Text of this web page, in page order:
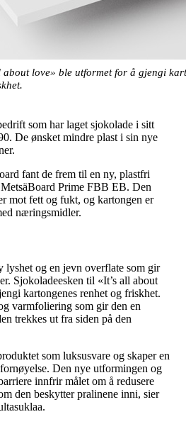
about love» ble utformet for å gjengi
som har laget sjokolade i sitt
De ønsket mindre plast i sin nye
fant de frem til en ny, plastfri
Prime FBB EB. Den
mot fett og fukt, og kartongen er
næringsmidler.
lyshet og en jevn overflate som gir
Sjokoladeesken til «It’s all about
kartongenes renhet og friskhet.
varmfoliering som gir den en
trekkes ut fra siden på den
som luksusvare og skaper en
Den nye utformingen og
innfrir målet om å redusere
den beskytter pralinene inni, sier